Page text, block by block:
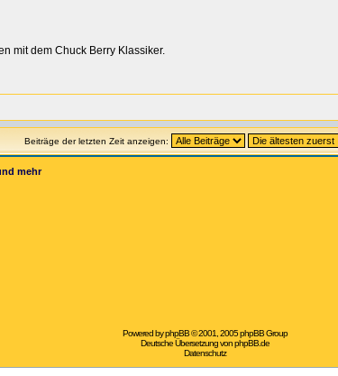
mit dem Chuck Berry Klassiker.
Beiträge der letzten Zeit anzeigen:
mehr
Powered byphpBB© 2001, 2005 phpBB Group
Deutsche Übersetzung vonphpBB.de
Datenschutz